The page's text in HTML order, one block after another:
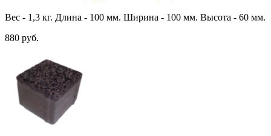
Вес - 1,3 кг. Длина - 100 мм. Ширина - 100 мм. Высота - 60 мм.
880 руб.